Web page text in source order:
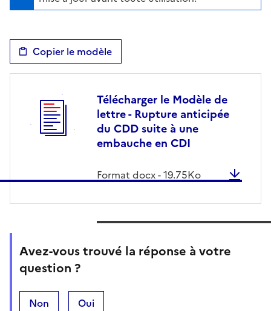
Copier le modèle
Télécharger le Modèle de
lettre - Rupture anticipée
du CDD suite à une
embauche en CDI
Format docx-19.75Ko
Avez-vous trouvé la réponse à votre
question ?
Non Oui